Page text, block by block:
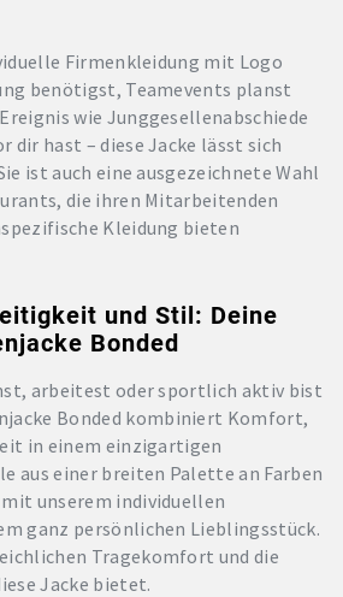
Firmenkleidung mit Logo
benötigst, Teamevents planst
wie Junggesellenabschiede
dir hast – diese Jacke lässt sich
ist auch eine ausgezeichnete Wahl
die ihren Mitarbeitenden
Kleidung bieten
und Stil: Deine
Bonded
arbeitest oder sportlich aktiv bist
Bonded kombiniert Komfort,
in einem einzigartigen
aus einer breiten Palette an Farben
mit unserem individuellen
ganz persönlichen Lieblingsstück.
Tragekomfort und die
Jacke bietet.